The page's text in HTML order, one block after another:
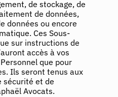
de stockage, de
de données,
données ou encore
Ces Sous-
sur instructions de
accès à vos
que pour
Ils seront tenus aux
sécurité et de
Avocats.